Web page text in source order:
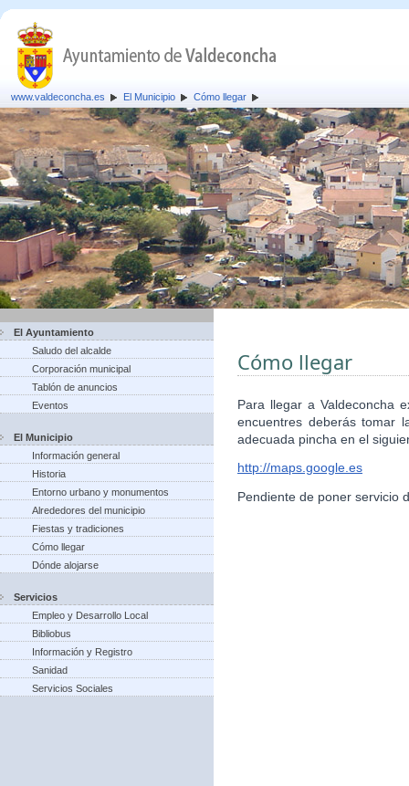
www.valdeconcha.es El Municipio Cómo llegar
El Ayuntamiento
Saludo del alcalde
Corporación municipal
Tablón de anuncios
Eventos
El Municipio
Información general
Historia
Entorno urbano y monumentos
Alrededores del municipio
Fiestas y tradiciones
Cómo llegar
Dónde alojarse
Servicios
Empleo y Desarrollo Local
Bibliobus
Información y Registro
Sanidad
Servicios Sociales
Cómo llegar
Para llegar a Valdeconcha
encuentres deberás tomar
adecuada pincha en el
http://maps.google.es
Pendiente de poner servicio